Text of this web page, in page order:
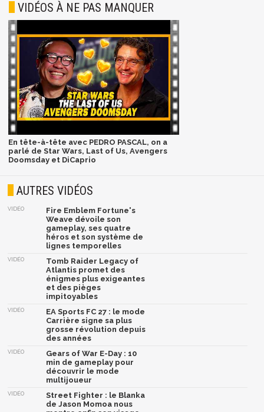
VIDÉOS À NE PAS MANQUER
En tête-à-tête avec PEDRO PASCAL, on a
parlé de Star Wars, Last of Us, Avengers
Doomsday et DiCaprio
AUTRES VIDÉOS
VIDÉO
Fire Emblem Fortune's
Weave dévoile son
gameplay, ses quatre
héros et son système de
lignes temporelles
VIDÉO
Tomb Raider Legacy of
Atlantis promet des
énigmes plus exigeantes
et des pièges
impitoyables
VIDÉO
EA Sports FC 27 : le mode
Carrière signe sa plus
grosse révolution depuis
des années
VIDÉO
Gears of War E-Day : 10
min de gameplay pour
découvrir le mode
multijoueur
VIDÉO
Street Fighter : le Blanka
de Jason Momoa nous